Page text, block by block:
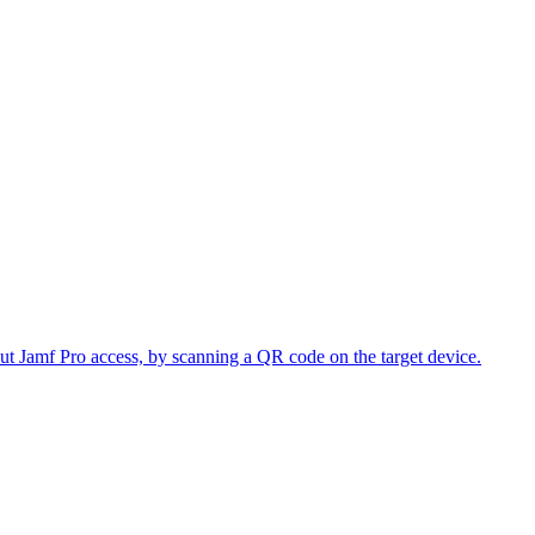
Pro access, by scanning a QR code on the target device.